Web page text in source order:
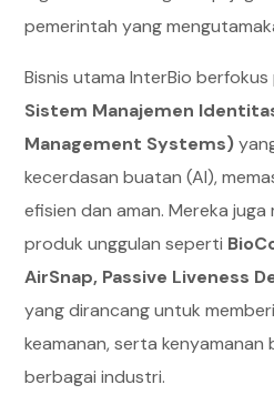
pemerintah yang
Bisnis utama InterBio
Sistem Manajemen
Management Systems)
kecerdasan buatan (AI),
efisien dan aman. Mereka
produk unggulan seperti
AirSnap, Passive Liveness
yang dirancang untuk
keamanan, serta kenyamanan
berbagai industri.